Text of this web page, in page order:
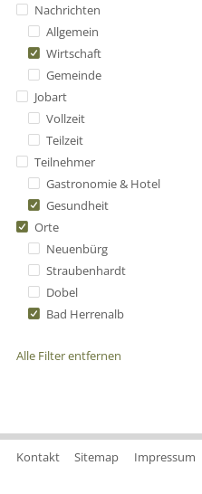
Nachrichten
Allgemein
Wirtschaft
Gemeinde
Jobart
Vollzeit
Teilzeit
Teilnehmer
Gastronomie & Hotel
Gesundheit
Orte
Neuenbürg
Straubenhardt
Dobel
Bad Herrenalb
Alle Filter entfernen
Kontakt Sitemap Impressum